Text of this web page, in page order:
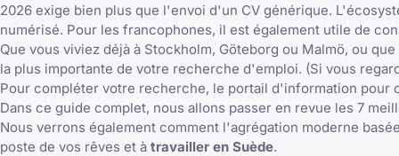
2026 exige bien plus que l'envoi d'un CV générique.
numérisé. Pour les francophones, il est également utile de
Que vous viviez déjà à Stockholm, Göteborg ou Malmö, ou
la plus importante de votre recherche d'emploi. (Si vous
Pour compléter votre recherche, le portail d'information pour
Dans ce guide complet, nous allons passer en revue les 7
Nous verrons également comment l'agrégation moderne
poste de vos rêves et à travailler en Suède.